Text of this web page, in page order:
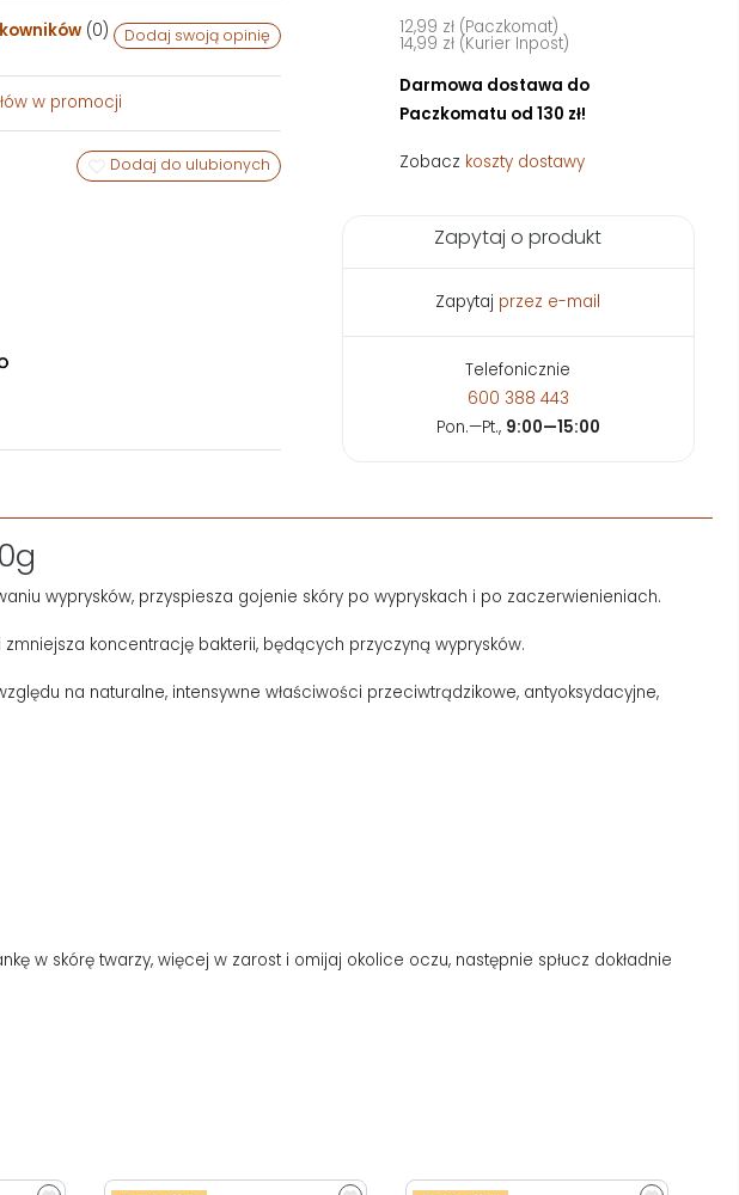
(0) Dodaj swoją opinię
w promocji
Dodaj do ulubionych
12,99 zł (Paczkomat)
14,99 zł (Kurier Inpost)
Darmowa dostawa do
Paczkomatu od 130 zł!
Zobacz koszty dostawy
Zapytaj o produkt
Zapytaj przez e-mail
Telefonicznie
600 388 443
Pon.—Pt., 9:00—15:00
wyprysków, przyspiesza gojenie skóry po wypryskach i po zaczerwienieniach.
koncentrację bakterii, będących przyczyną wyprysków.
na naturalne, intensywne właściwości przeciwtrądzikowe, antyoksydacyjne,
w skórę twarzy, więcej w zarost i omijaj okolice oczu, następnie spłucz dokładnie